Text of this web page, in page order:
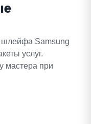
шлейфа Samsung
услуг.
мастера при